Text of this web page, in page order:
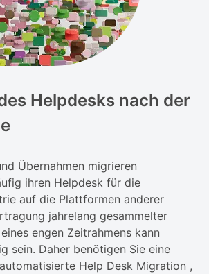
Helpdesks nach der
Übernahmen migrieren
ihren Helpdesk für die
auf die Plattformen anderer
jahrelang gesammelter
engen Zeitrahmens kann
sein. Daher benötigen Sie eine
Help Desk Migration ,